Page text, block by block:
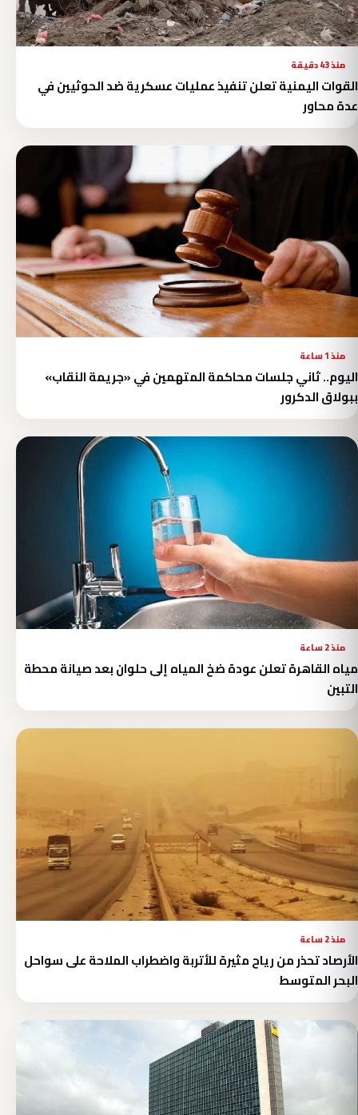
منذ 43 دقيقة
القوات اليمنية تعلن تنفيذ عمليات عسكرية ضد الحوثيين في
عدة محاور
منذ 1 ساعة
اليوم.. ثاني جلسات محاكمة المتهمين في «جريمة النقاب»
ببولاق الدكرور
منذ 2 ساعة
مياه القاهرة تعلن عودة ضخ المياه إلى حلوان بعد صيانة محطة
التبين
منذ 2 ساعة
الأرصاد تحذر من رياح مثيرة للأتربة واضطراب الملاحة على سواحل
البحر المتوسط